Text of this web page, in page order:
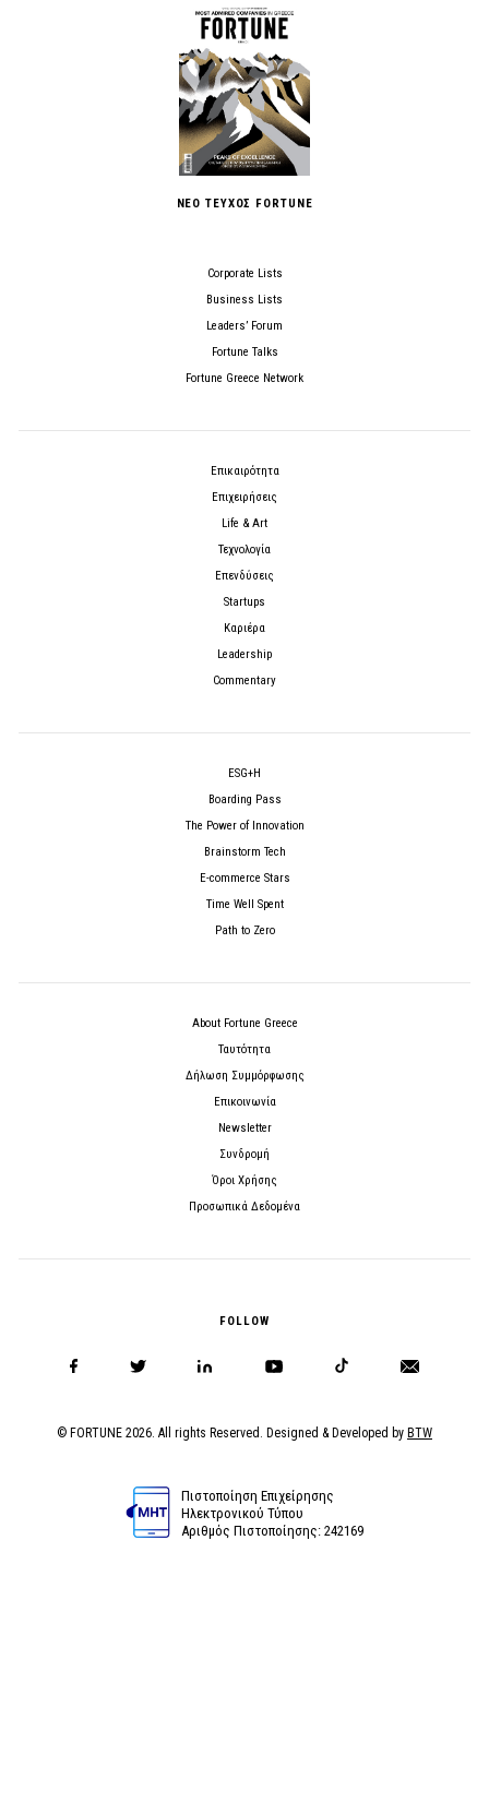
ΝΕΟ ΤΕΥΧΟΣ FORTUNE
Corporate Lists
Business Lists
Leaders’ Forum
Fortune Talks
Fortune Greece Network
Επικαιρότητα
Επιχειρήσεις
Life & Art
Τεχνολογία
Επενδύσεις
Startups
Καριέρα
Leadership
Commentary
ESG+H
Boarding Pass
The Power of Innovation
Brainstorm Tech
E-commerce Stars
Time Well Spent
Path to Zero
About Fortune Greece
Ταυτότητα
Δήλωση Συμμόρφωσης
Επικοινωνία
Newsletter
Συνδρομή
Όροι Χρήσης
Προσωπικά Δεδομένα
FOLLOW
© FORTUNE 2026. All rights Reserved. Designed & Developed by BTW
Πιστοποίηση Επιχείρησης
Ηλεκτρονικού Τύπου
Αριθμός Πιστοποίησης: 242169